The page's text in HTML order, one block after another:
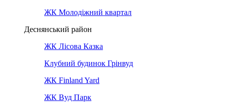
ЖК Молодіжний квартал
Деснянський район
ЖК Лісова Казка
Клубний будинок Грінвуд
ЖК Finland Yard
ЖК Вуд Парк